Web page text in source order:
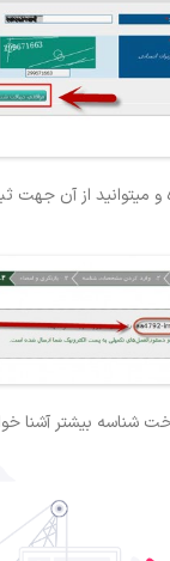
میتوانید از آن جهت
شناسه بیشتر آشنا